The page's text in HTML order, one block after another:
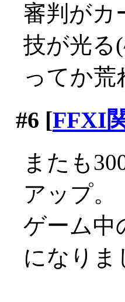
審判がカ
技が光る
ってか
#6 [FFXI
またも
アップ。
ゲーム中
になりま